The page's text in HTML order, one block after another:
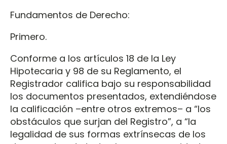
Fundamentos de Derecho:
Primero.
Conforme a los artículos 18 de la Ley
Hipotecaria y 98 de su Reglamento, el
Registrador califica bajo su responsabilidad
los documentos presentados, extendiéndose
la calificación –entre otros extremos– a “los
obstáculos que surjan del Registro”, a “la
legalidad de sus formas extrínsecas de los